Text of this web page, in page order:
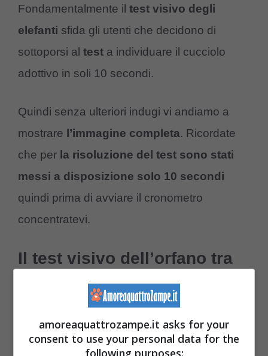
Fondamentalmente il test visivo degli
elefanti sfida gli utenti che decidono di
sottoporsi al test a individuare il cucciolo
adottivo in soli 10 secondi.
Quindi senza ulteriori indugi vi andiamo a
mostrare l’immagine completa. Ricordate
che per la risoluzione del test sono stati
messi a disposizione solo 10 secondi
quindi prima di avviare il cronometro
concentratevi.
Il test visivo dell’orfano tra
gli elefanti
amoreaquattrozampe.it asks for your
consent to use your personal data for the
following purposes: